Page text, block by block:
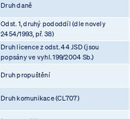
Druh daně
Odst. 1, druhý pododdíl (dle novely
2454/1993, př. 38)
Druh licence z odst. 44 JSD (jsou
popsány ve vyhl. 199/2004 Sb.)
Druh propuštění
Druh komunikace (CL707)